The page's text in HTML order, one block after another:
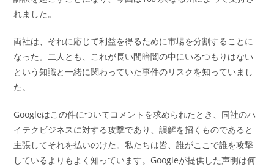
れました。
両社は、それに応じて利益を得るために市場を分割することに
なった。二人とも、これが長い間暗闇の中にいるつもりはない
という知識と一緒に関わっていた事件のリスクを知っていまし
た。
Googleはこの件についてコメントを求められたとき、同社のハ
イテクビジネスに対する攻撃であり、誤解を招くものであると
主張してそれを払いのけた。私たちは皆、誰がここで誰を攻撃
しているよりもよく知っています。Googleが提供した声明は何